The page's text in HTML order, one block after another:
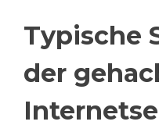
Typische
der